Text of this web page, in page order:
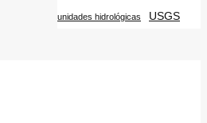
unidades hidrológicas USGS